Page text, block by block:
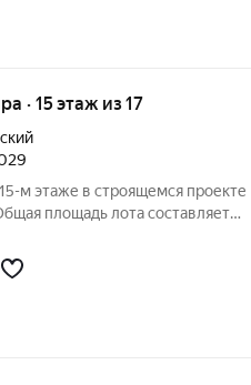
· 15 этаж из 17
м этаже в строящемся проекте
площадь лота составляет
- 304. Старт продаж новой